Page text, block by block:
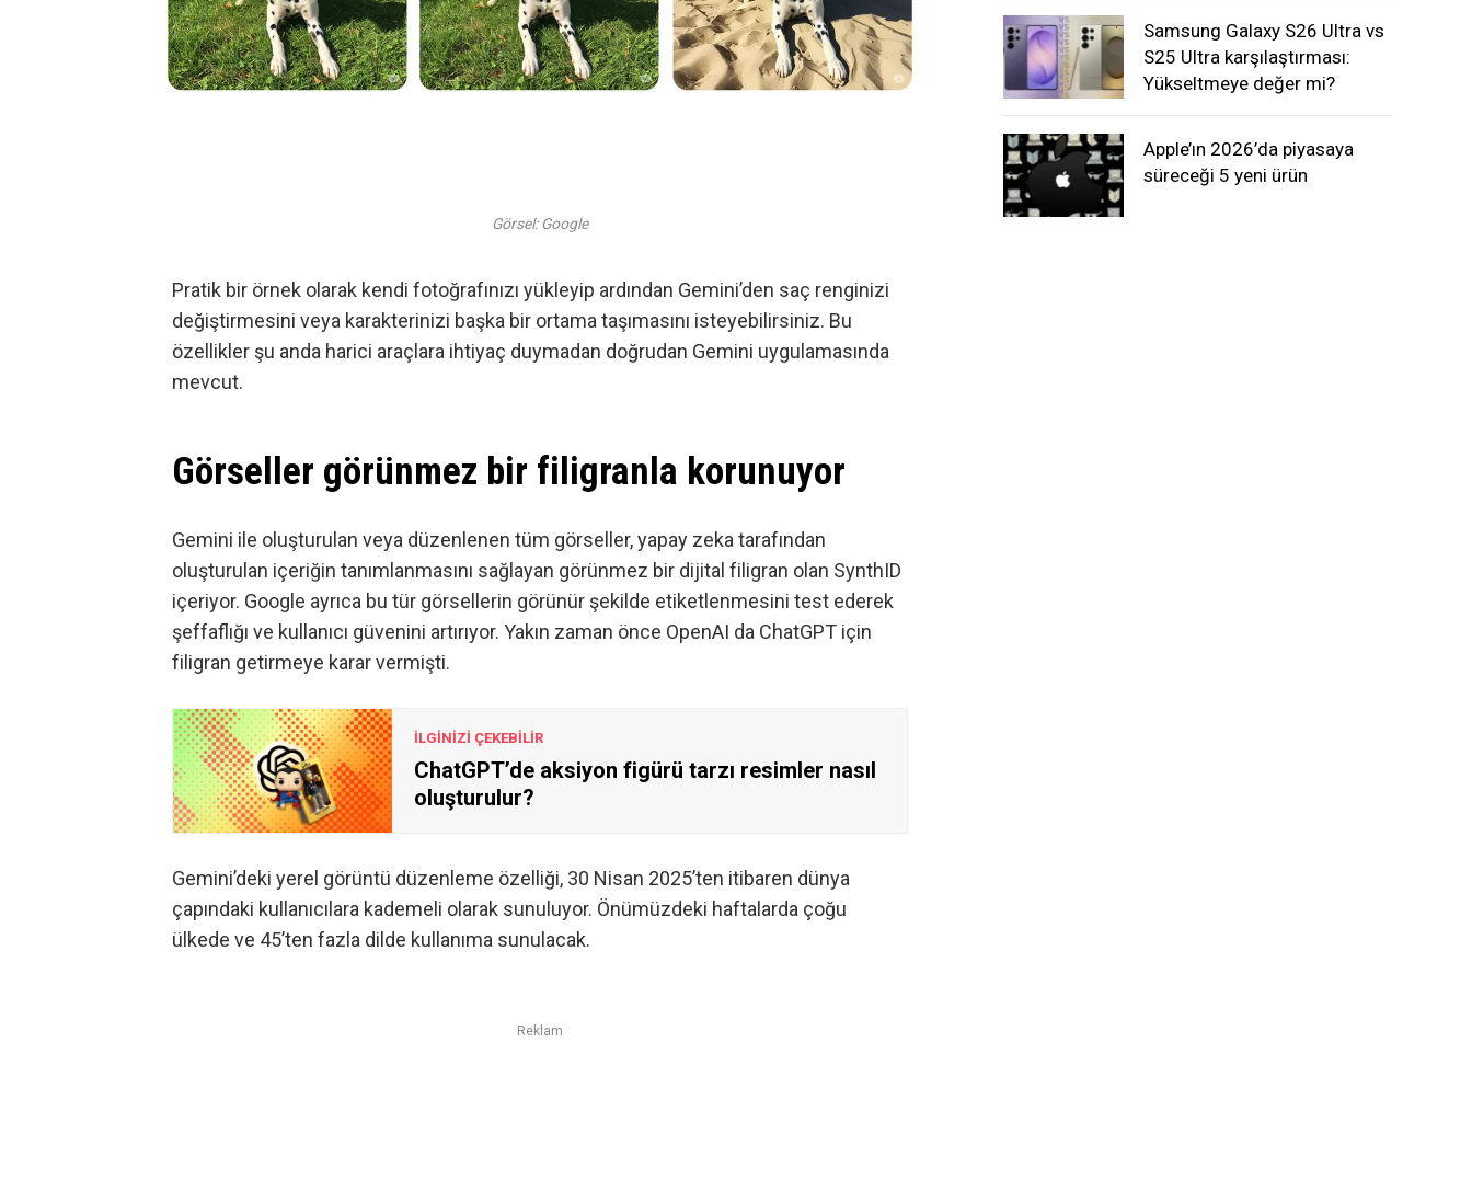
Görsel: Google
Pratik bir örnek olarak kendi fotoğrafınızı yükleyip ardından Gemini’den saç renginizi
değiştirmesini veya karakterinizi başka bir ortama taşımasını isteyebilirsiniz. Bu
özellikler şu anda harici araçlara ihtiyaç duymadan doğrudan Gemini uygulamasında
mevcut.
Görseller görünmez bir filigranla korunuyor
Gemini ile oluşturulan veya düzenlenen tüm görseller, yapay zeka tarafından
oluşturulan içeriğin tanımlanmasını sağlayan görünmez bir dijital filigran olan SynthID
içeriyor. Google ayrıca bu tür görsellerin görünür şekilde etiketlenmesini test ederek
şeffaflığı ve kullanıcı güvenini artırıyor. Yakın zaman önce OpenAI da ChatGPT için
filigran getirmeye karar vermişti.
İLGİNİZİ ÇEKEBİLİR
ChatGPT’de aksiyon figürü tarzı resimler nasıl
oluşturulur?
Gemini’deki yerel görüntü düzenleme özelliği, 30 Nisan 2025’ten itibaren dünya
çapındaki kullanıcılara kademeli olarak sunuluyor. Önümüzdeki haftalarda çoğu
ülkede ve 45’ten fazla dilde kullanıma sunulacak.
Reklam
Samsung Galaxy S26 Ultra vs
S25 Ultra karşılaştırması:
Yükseltmeye değer mi?
Apple’ın 2026’da piyasaya
süreceği 5 yeni ürün